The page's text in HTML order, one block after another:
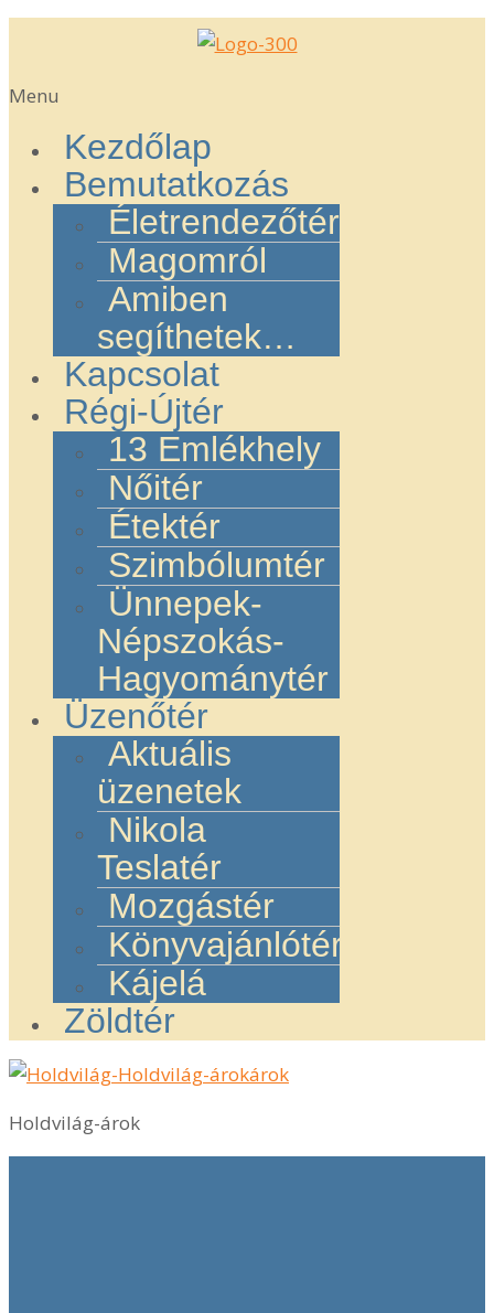
Menu
Kezdőlap
Bemutatkozás
Életrendezőtér
Magomról
Amiben
segíthetek…
Kapcsolat
Régi-Újtér
13 Emlékhely
Nőitér
Étektér
Szimbólumtér
Ünnepek-
Népszokás-
Hagyománytér
Üzenőtér
Aktuális
üzenetek
Nikola
Teslatér
Mozgástér
Könyvajánlótér
Kájelá
Zöldtér
Holdvilág-árok